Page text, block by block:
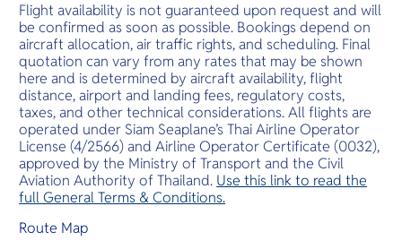
Flight availability is not guaranteed upon request and will
be confirmed as soon as possible. Bookings depend on
aircraft allocation, air traffic rights, and scheduling. Final
quotation can vary from any rates that may be shown
here and is determined by aircraft availability, flight
distance, airport and landing fees, regulatory costs,
taxes, and other technical considerations. All flights are
operated under Siam Seaplane’s Thai Airline Operator
License (4/2566) and Airline Operator Certificate (0032),
approved by the Ministry of Transport and the Civil
Aviation Authority of Thailand. Use this link to read the
full General Terms & Conditions.
Route Map